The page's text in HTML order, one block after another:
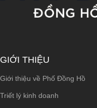
GIỚI THIỆU
Giới thiệu về Phố Đồng Hồ
Triết lý kinh doanh